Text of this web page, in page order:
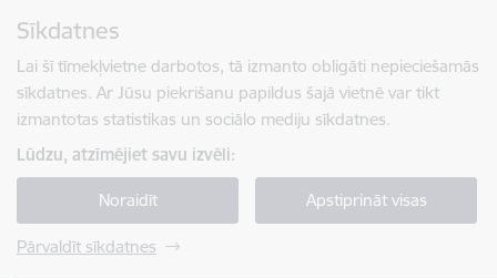
Sīkdatnes
Lai šī tīmekļvietne darbotos, tā izmanto obligāti nepieciešamās
sīkdatnes. Ar Jūsu piekrišanu papildus šajā vietnē var tikt
izmantotas statistikas un sociālo mediju sīkdatnes.
Lūdzu, atzīmējiet savu izvēli:
Noraidīt Apstiprināt visas
Pārvaldīt sīkdatnes